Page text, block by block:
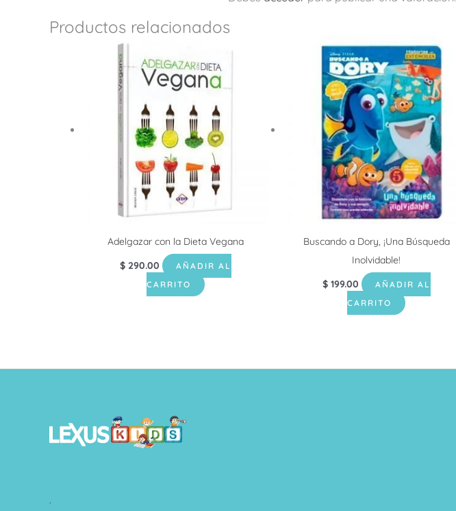
Productos relacionados
Adelgazar con la Dieta Vegana
$ 290.00
AÑADIR AL
CARRITO
Buscando a Dory, ¡Una Búsqueda
Inolvidable!
$199.00
AÑADIR AL
CARRITO
.